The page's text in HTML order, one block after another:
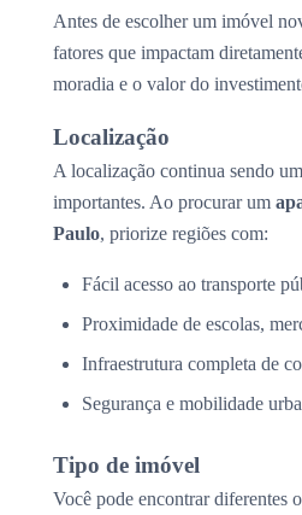
Antes de escolher um imóvel
fatores que impactam
moradia e o valor do
Localização
A localização continua sendo
importantes. Ao procurar um
Paulo, priorize regiões com:
Fácil acesso ao transporte
Proximidade de escolas,
Infraestrutura completa de
Segurança e mobilidade
Tipo de imóvel
Você pode encontrar diferentes